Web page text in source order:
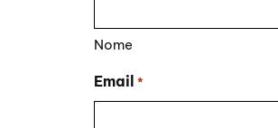
Nome
Email *